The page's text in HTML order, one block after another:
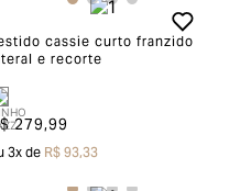
cassie curto franzido
e recorte
279,99
3x deR$ 93,33